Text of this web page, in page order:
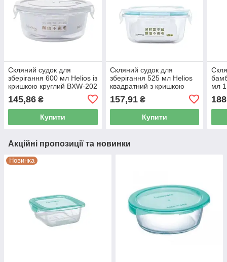
Скляний судок для
зберігання 600 мл Helios із
кришкою круглий BXW-202
145,86 ₴
Купити
Скляний судок для
зберігання 525 мл Helios
квадратний з кришкою
157,91₴
Купити
мл
Акційні пропозиції та новинки
Новинка